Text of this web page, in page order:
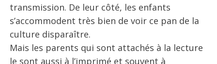
transmission. De leur côté, les enfants
s’accommodent très bien de voir ce pan de la
culture disparaître.
Mais les parents qui sont attachés à la lecture
le sont aussi à l’imprimé et souvent à